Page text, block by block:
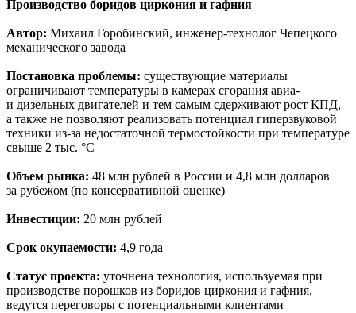
Производство боридов циркония и гафния
Автор: Михаил Горобинский, инженер-технолог Чепецкого
механического завода
Постановка проблемы: существующие материалы
ограничивают температуры в камерах сгорания авиа-
и дизельных двигателей и тем самым сдерживают рост КПД,
а также не позволяют реализовать потенциал гиперзвуковой
техники из-за недостаточной термостойкости при температуре
свыше 2 тыс. °C
Объем рынка: 48 млн рублей в России и 4,8 млн долларов
за рубежом (по консервативной оценке)
Инвестиции: 20 млн рублей
Срок окупаемости: 4,9 года
Статус проекта: уточнена технология, используемая при
производстве порошков из боридов циркония и гафния,
ведутся переговоры с потенциальными клиентами